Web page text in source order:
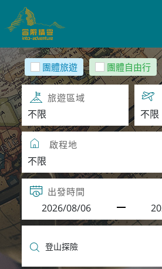
團體旅遊 團體自由行
旅遊區域
啟程地
出發時間